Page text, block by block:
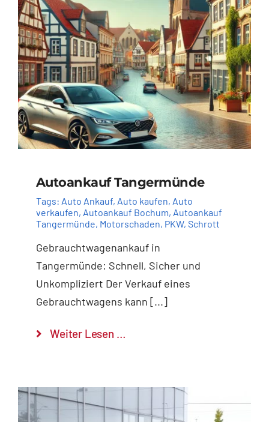
Autoankauf Tangermünde
Tags: Auto Ankauf, Auto kaufen, Auto
verkaufen, Autoankauf Bochum, Autoankauf
Tangermünde, Motorschaden, PKW, Schrott
Gebrauchtwagenankauf in
Tangermünde: Schnell, Sicher und
Unkompliziert Der Verkauf eines
Gebrauchtwagens kann [...]
Weiter Lesen …